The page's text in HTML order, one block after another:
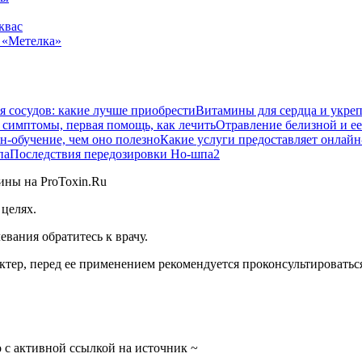
Витамины для сердца и
Отравление белизной и
Какие услуги предоставляет
Последствия передозировки Но-шпа2
обратитесь к врачу.
перед ее применением рекомендуется
активной ссылкой на источник ~